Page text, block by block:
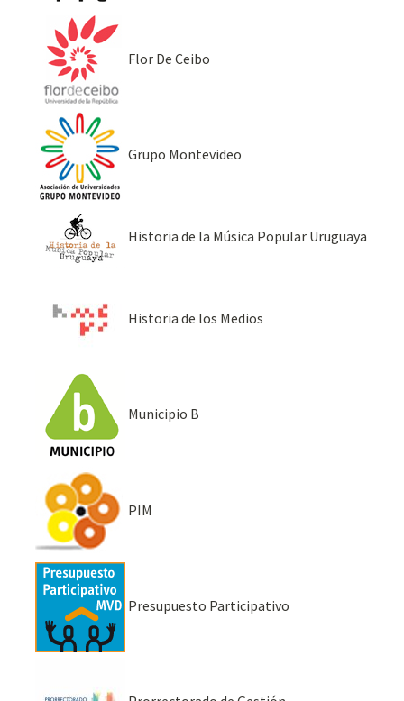
Flor De Ceibo
Grupo Montevideo
Historia de la Música Popular Uruguaya
Historia de los Medios
Municipio B
PIM
Presupuesto Participativo